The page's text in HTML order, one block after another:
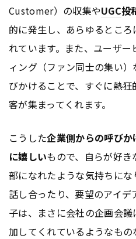
Customer）の収集やUGC投
的に発生し、あらゆるとこ
れています。また、ユーザ
ィング（ファン同士の集い
びかけることで、すぐに熱狂
客が集まってくれます。
こうした企業側からの呼び
に嬉しいもので、自らが好
部になれたような気持ちに
話し合ったり、要望のアイ
子は、まさに会社の企画会
加してくれているようなもの